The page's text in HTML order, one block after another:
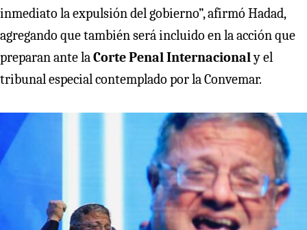
inmediato la expulsión del gobierno”, afirmó Hadad,
agregando que también será incluido en la acción que
preparan ante la Corte Penal Internacionaly el
tribunal especial contemplado por la Convemar.